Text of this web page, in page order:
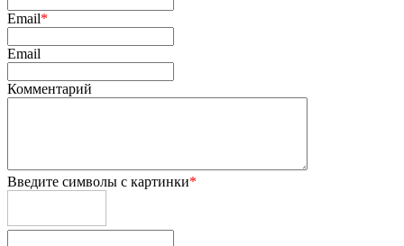
Email*
Email
Комментарий
Введите символы с картинки*